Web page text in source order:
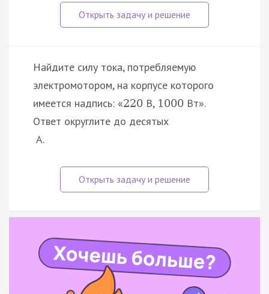
Найдите силу тока, потребляемую
электромотором, на корпусе которого
имеется надпись: «220 В, 1000 Вт».
Ответ округлите до десятых
А.